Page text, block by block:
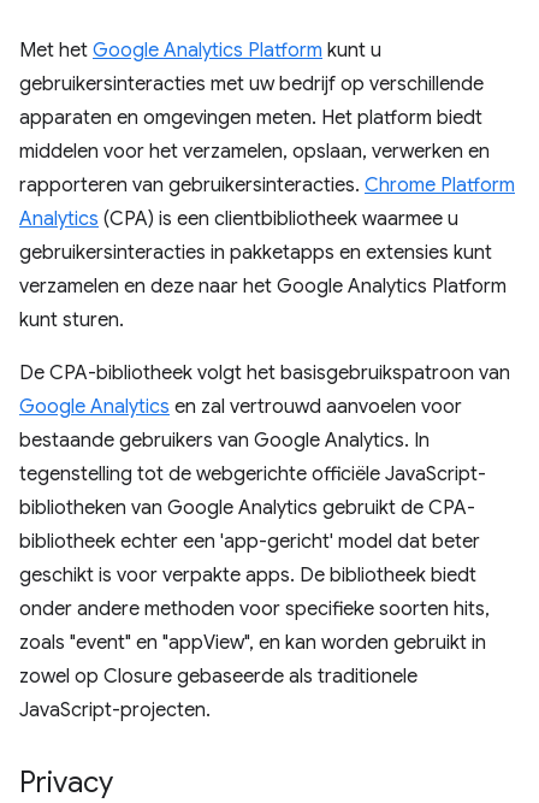
Met het Google Analytics Platform kunt u
gebruikersinteracties met uw bedrijf op verschillende
apparaten en omgevingen meten. Het platform biedt
middelen voor het verzamelen, opslaan, verwerken en
rapporteren van gebruikersinteracties. Chrome Platform
Analytics (CPA) is een clientbibliotheek waarmee u
gebruikersinteracties in pakketapps en extensies kunt
verzamelen en deze naar het Google Analytics Platform
kunt sturen.
De CPA-bibliotheek volgt het basisgebruikspatroon van
Google Analytics en zal vertrouwd aanvoelen voor
bestaande gebruikers van Google Analytics. In
tegenstelling tot de webgerichte officiële JavaScript-
bibliotheken van Google Analytics gebruikt de CPA-
bibliotheek echter een 'app-gericht' model dat beter
geschikt is voor verpakte apps. De bibliotheek biedt
onder andere methoden voor specifieke soorten hits,
zoals "event" en "appView", en kan worden gebruikt in
zowel op Closure gebaseerde als traditionele
JavaScript-projecten.
Privacy